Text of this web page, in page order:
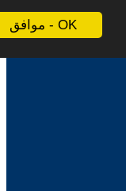
موافق - OK